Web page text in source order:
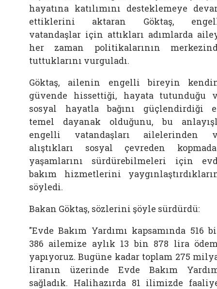
hayatına katılımını desteklemeye
ettiklerini aktaran Göktaş,
vatandaşlar için attıkları adımlarda
her zaman politikalarının
tuttuklarını vurguladı.
Göktaş, ailenin engelli bireyin
güvende hissettiği, hayata tutunduğu
sosyal hayatla bağını güçlendirdiği
temel dayanak olduğunu, bu
engelli vatandaşları ailelerinden
alıştıkları sosyal çevreden
yaşamlarını sürdürebilmeleri için
bakım hizmetlerini
söyledi.
Bakan Göktaş, sözlerini şöyle sürdürdü:
"Evde Bakım Yardımı kapsamında 516
386 ailemize aylık 13 bin 878 lira
yapıyoruz. Bugüne kadar toplam 275
liranın üzerinde Evde Bakım
sağladık. Halihazırda 81 ilimizde